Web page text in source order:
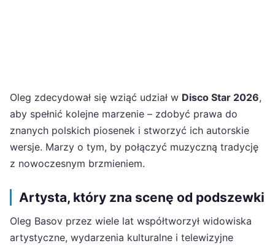
Oleg zdecydował się wziąć udział w Disco Star 2026,
aby spełnić kolejne marzenie – zdobyć prawa do
znanych polskich piosenek i stworzyć ich autorskie
wersje. Marzy o tym, by połączyć muzyczną tradycję
z nowoczesnym brzmieniem.
Artysta, który zna scenę od podszewki
Oleg Basov przez wiele lat współtworzył widowiska
artystyczne, wydarzenia kulturalne i telewizyjne